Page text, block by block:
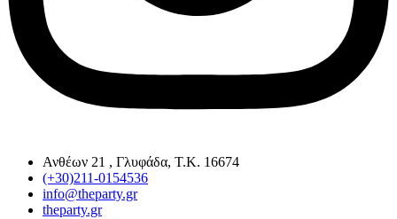
Ανθέων 21 , Γλυφάδα, Τ.Κ. 16674
(+30)211-0154536
info@theparty.gr
theparty.gr